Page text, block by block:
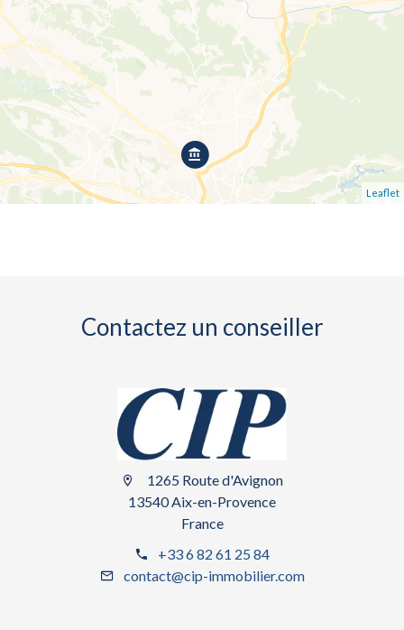
Leaflet
Contactez un conseiller
1265 Route d'Avignon
13540 Aix-en-Provence
France
+33 6 82 61 25 84
contact@cip-immobilier.com